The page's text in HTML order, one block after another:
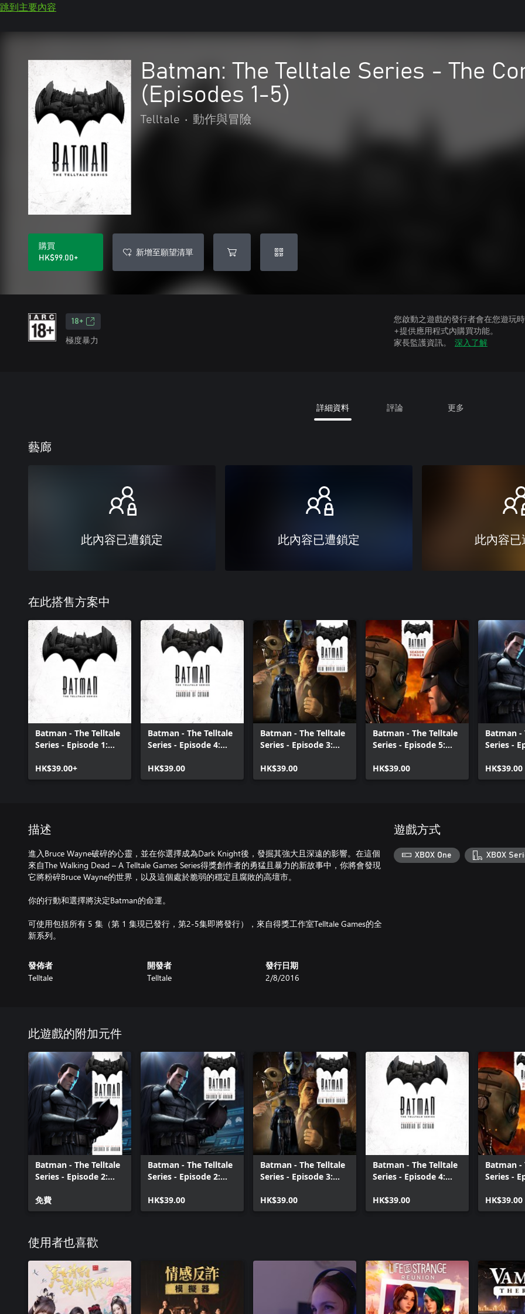
跳到主要內容
Batman: The Telltale Series - The
(Episodes 1-5)
Telltale • 動作與冒險
購買
HK$99.00+
新增至願望清單
18+
極度暴力
您啟動之遊戲的發行者會在您遊玩
+提供應用程式內購買功能。
家長監護資訊。
深入了解
詳細資料 評論 更多
藝廊
此內容已遭鎖定 此內容已遭鎖定 此內容已
在此搭售方案中
Batman - The Telltale
Series - Episode 1:
HK$39.00+
Batman - The Telltale
Series - Episode 4:
HK$39.00
Batman - The Telltale
Series - Episode 3:
HK$39.00
Batman - The Telltale
Series - Episode 5:
HK$39.00
Batman -
Series -
HK$39.00
描述
進入Bruce Wayne破碎的心靈，並在你選擇成為Dark Knight後，發掘其強大且深遠的影響。在這個
來自The Walking Dead – A Telltale Games Series得獎創作者的勇猛且暴力的新故事中，你將會發現
它將粉碎Bruce Wayne的世界，以及這個處於脆弱的穩定且腐敗的高壇市。
你的行動和選擇將決定Batman的命運。
可使用包括所有 5 集（第 1 集現已發行，第2-5集即將發行），來自得獎工作室Telltale Games的全
新系列。
發佈者
Telltale
開發者
Telltale
發行日期
2/8/2016
遊戲方式
XBOX One XBOX
此遊戲的附加元件
Batman - The Telltale
Series - Episode 2:
Disc
免費
Batman - The Telltale
Series - Episode 2:
HK$39.00
Batman - The Telltale
Series - Episode 3:
HK$39.00
Batman - The Telltale
Series - Episode 4:
HK$39.00
Batman -
Series -
HK$39.00
使用者也喜歡